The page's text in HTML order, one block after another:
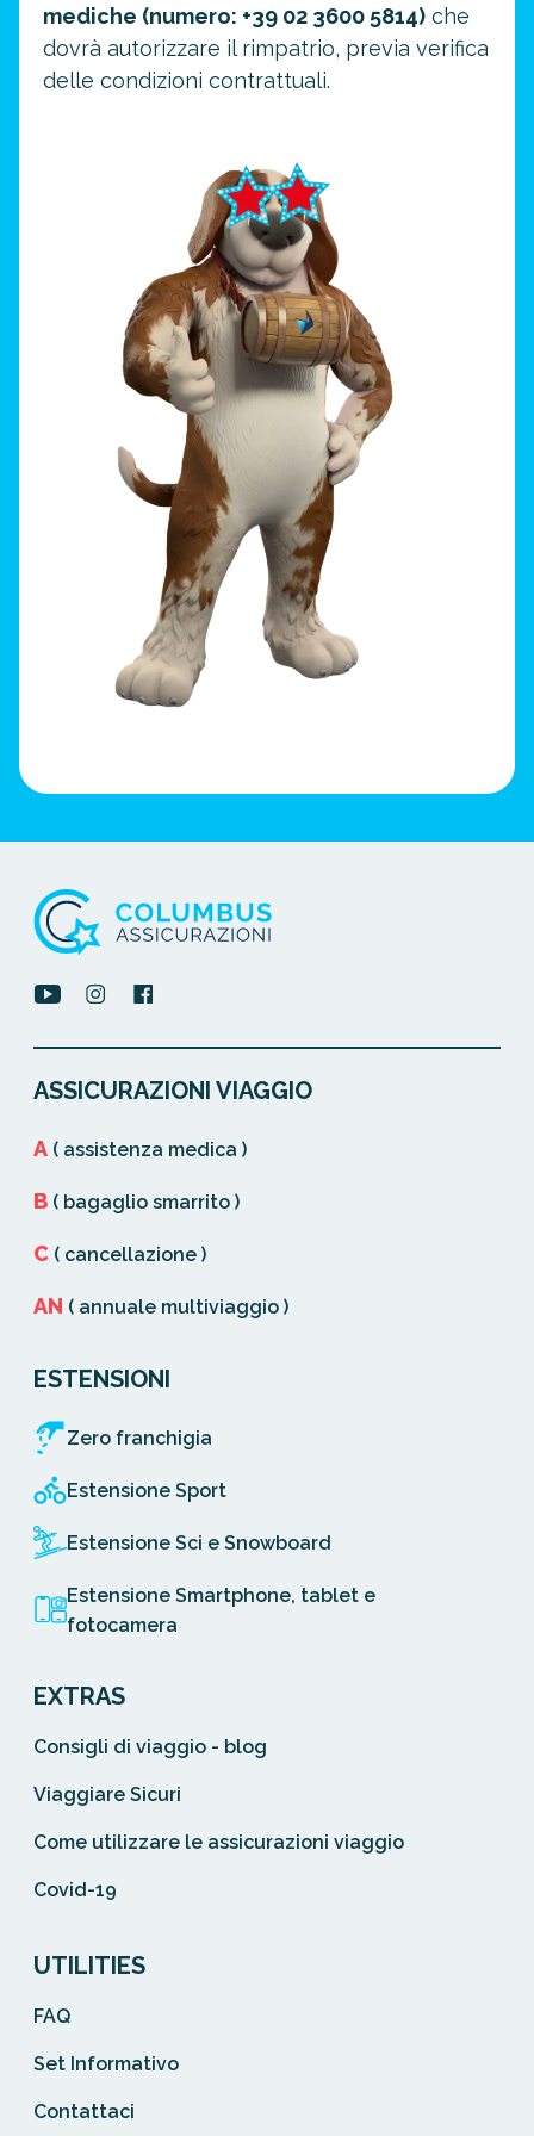
mediche (numero: +39 02 3600 5814) che
dovrà autorizzare il rimpatrio, previa verifica
delle condizioni contrattuali.
ASSICURAZIONI VIAGGIO
A ( assistenza medica )
B ( bagaglio smarrito )
C ( cancellazione )
AN ( annuale multiviaggio )
ESTENSIONI
Zero franchigia
Estensione Sport
Estensione Sci e Snowboard
Estensione Smartphone, tablet e
fotocamera
EXTRAS
Consigli di viaggio - blog
Viaggiare Sicuri
Come utilizzare le assicurazioni viaggio
Covid-19
UTILITIES
FAQ
Set Informativo
Contattaci